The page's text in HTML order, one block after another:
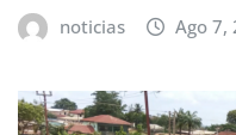
noticias Ago 7,